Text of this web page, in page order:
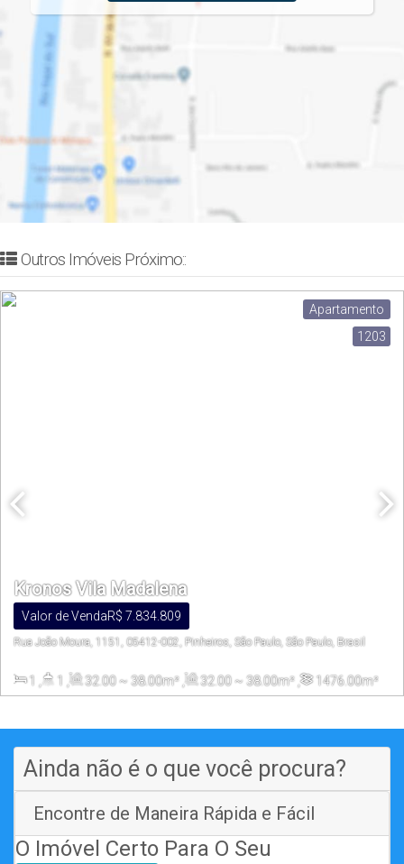
Outros Imóveis Próximo::
Apartamento
1203
Kronos Vila Madalena
R$ 7.834.809
Valor de Venda
Rua João Moura, 1151, 05412-002, Pinheiros, São Paulo, São Paulo, Brasil
1 , 1 , 32.00~ 38.00m² , 32.00~ 38.00m² , 1476.00m²
Ainda não é o que você procura?
Encontre de Maneira Rápida e Fácil
O Imóvel Certo Para O Seu